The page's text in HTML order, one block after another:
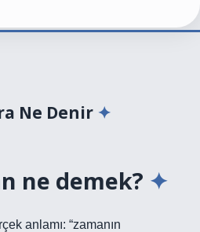
Ne Denir
ne demek?
anlamı: “zamanın